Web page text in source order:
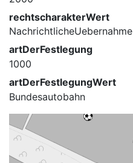
rechtscharakterWert
NachrichtlicheUebernahme
artDerFestlegung
1000
artDerFestlegungWert
Bundesautobahn